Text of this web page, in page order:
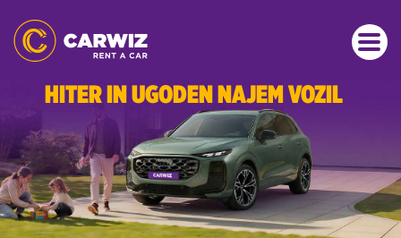
HITER IN UGODEN NAJEM VOZIL